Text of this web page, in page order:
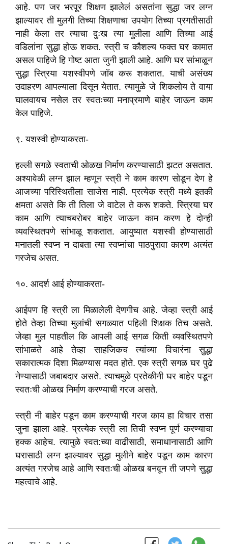
आहे. पण जर भरपूर शिक्षण झालेलं असतांना सुद्धा जर लग्न
झाल्यावर ती मुलगी तिच्या शिक्षणाचा उपयोग तिच्या प्रगतीसाठी
नाही केला तर त्याचा दुःख त्या मुलीला आणि तिच्या आई
वडिलांना सुद्धा होऊ शकत. स्त्री च कौशल्य फक्त घर कामात
असल पाहिजे हि गोष्ट आता जुनी झाली आहे. आणि घर सांभाळून
सुद्धा स्त्रिया यशस्वीपणे जॉब करू शकतात. याची असंख्य
उदाहरण आपल्याला दिसून येतात. त्यामुळे जे शिकलोय ते वाया
घालवायच नसेल तर स्वतःच्या मनाप्रमाणे बाहेर जाऊन काम
केल पाहिजे.
९. यशस्वी होण्याकरता-
हल्ली सगळे स्वताची ओळख निर्माण करण्यासाठी झटत असतात.
अश्यावेळी लग्न झाल म्हणून स्त्री ने काम कारण सोडून देण हे
आजच्या परिस्थितीला साजेस नाही. प्रत्येक स्त्री मध्ये इतकी
क्षमता असते कि ती तिला जे वाटेल ते करू शकते. स्त्रिया घर
काम आणि त्याचबरोबर बाहेर जाऊन काम करण हे दोन्ही
व्यवस्थितपणे सांभाळू शकतात. आयुष्यात यशस्वी होण्यासाठी
मनातली स्वप्न न दाबता त्या स्वप्नांचा पाठपुरावा कारण अत्यंत
गरजेच असत.
१०. आदर्श आई होण्याकरता-
आईपण हि स्त्री ला मिळालेली देणगीच आहे. जेव्हा स्त्री आई
होते तेव्हा तिच्या मुलांची सगळ्यात पहिली शिक्षक तिच असते.
जेव्हा मुल पाहतील कि आपली आई सगळ किती व्यवस्थितपणे
सांभाळते आहे तेव्हा साहजिकच त्यांच्या विचारंना सुद्धा
सकारात्मक दिशा मिळण्यास मदत होते. एक स्त्री सगळ घर पुढे
नेण्यासाठी जबाबदार असते. त्याचमुळे प्रतेकीनी घर बाहेर पडून
स्वतःची ओळख निर्माण करण्याची गरज असते.
स्त्री नी बाहेर पडून काम करण्याची गरज काय हा विचार तसा
जुना झाला आहे. प्रत्येक स्त्री ला तिची स्वप्न पूर्ण करण्याचा
हक्क आहेच. त्यामुळे स्वत:च्या वाढीसाठी, समाधानासाठी आणि
घरासाठी लग्न झाल्यावर सुद्धा मुलीने बाहेर पडून काम कारण
अत्यंत गरजेच आहे आणि स्वतःची ओळख बनवून ती जपणे सुद्धा
महत्वाचे आहे.